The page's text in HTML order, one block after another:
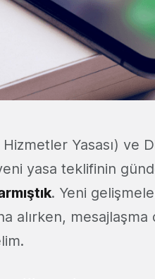
Yasası) ve
yasa teklifinin
. Yeni
alırken, mesajlaşma